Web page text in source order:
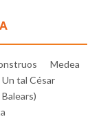
Medea
Un tal César